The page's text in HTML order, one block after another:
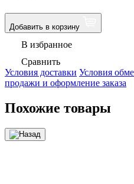
Добавить в корзину
В избранное
Сравнить
Условия доставки Условия
продажи и оформление заказа
Похожие товары